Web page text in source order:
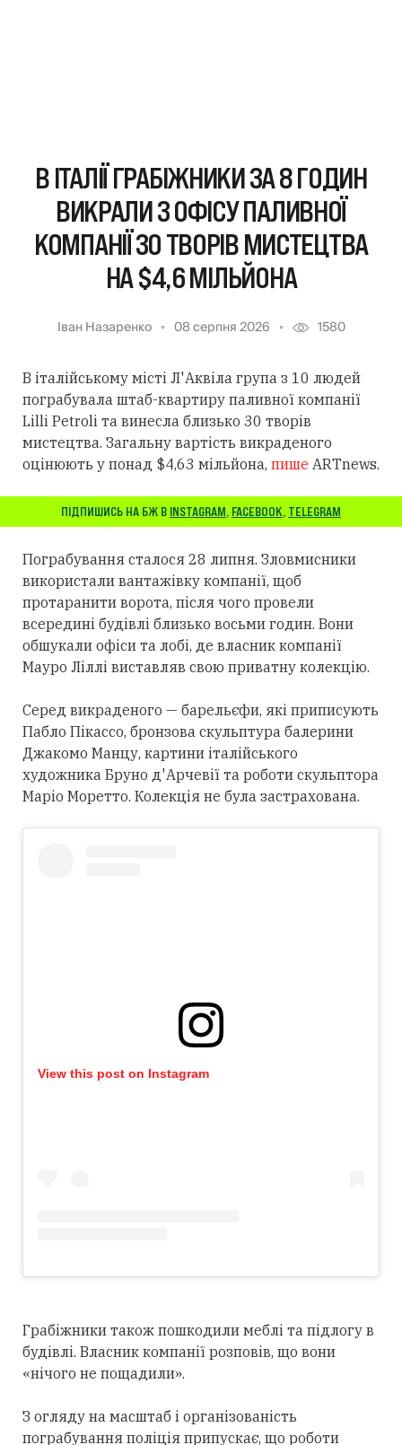
В ІТАЛІЇ ГРАБІЖНИКИ ЗА 8 ГОДИН
ВИКРАЛИ З ОФІСУ ПАЛИВНОЇ
КОМПАНІЇ 30 ТВОРІВ МИСТЕЦТВА
НА $4,6 МІЛЬЙОНА
Іван Назаренко 08 серпня 2026 1580
В італійському місті Л'Аквіла група з 10 людей
пограбувала штаб-квартиру паливної компанії
Lilli Petroli та винесла близько 30 творів
мистецтва. Загальну вартість викраденого
оцінюють у понад $4,63 мільйона, пише ARTnews.
ПІДПИШИСЬ НА БЖ В INSTAGRAM, FACEBOOK, TELEGRAM
Пограбування сталося 28 липня. Зловмисники
використали вантажівку компанії, щоб
протаранити ворота, після чого провели
всередині будівлі близько восьми годин. Вони
обшукали офіси та лобі, де власник компанії
Мауро Ліллі виставляв свою приватну колекцію.
Серед викраденого — барельєфи, які приписують
Пабло Пікассо, бронзова скульптура балерини
Джакомо Манцу, картини італійського
художника Бруно д'Арчевії та роботи скульптора
Маріо Моретто. Колекція не була застрахована.
View this post on Instagram
Грабіжники також пошкодили меблі та підлогу в
будівлі. Власник компанії розповів, що вони
«нічого не пощадили».
З огляду на масштаб і організованість
пограбування поліція припускає, що роботи